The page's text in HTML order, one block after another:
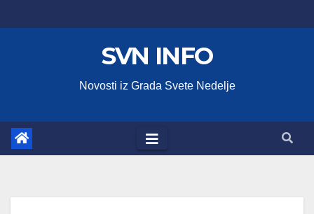
to
SVN INFO
Novosti iz Grada Svete Nedelje